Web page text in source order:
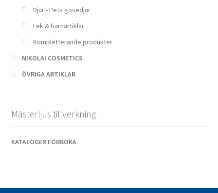
Djur - Pets gosedjur
Lek & barnartiklar
Kompletterande produkter
NIKOLAI COSMETICS
ÖVRIGA ARTIKLAR
Mästerljus tillverkning
KATALOGER FÖRBOKA